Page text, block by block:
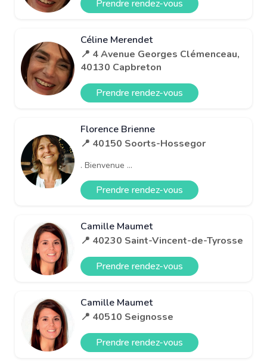
Prendre rendez-vous
Céline Merendet
📍 4 Avenue Georges Clémenceau,
40130 Capbreton
Prendre rendez-vous
Florence Brienne
📍 40150 Soorts-Hossegor
. Bienvenue ...
Prendre rendez-vous
Camille Maumet
📍 40230 Saint-Vincent-de-Tyrosse
Prendre rendez-vous
Camille Maumet
📍 40510 Seignosse
Prendre rendez-vous